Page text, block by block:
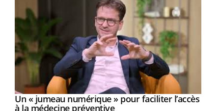
Youtube
Un « jumeau numérique » pour faciliter l’accès
à la médecine préventiveYoutube